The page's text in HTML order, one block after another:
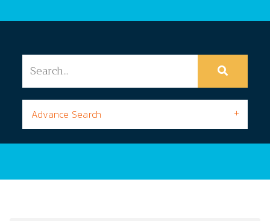
Advance Search